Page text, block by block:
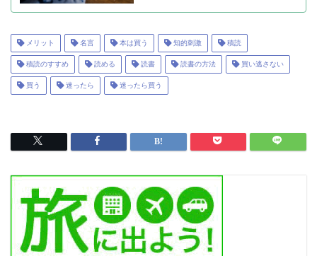
メリット 名言 本は買う 知的刺激 積読
積読のすすめ 読める 読書 読書の方法 買い逃さない
買う 迷ったら 迷ったら買う